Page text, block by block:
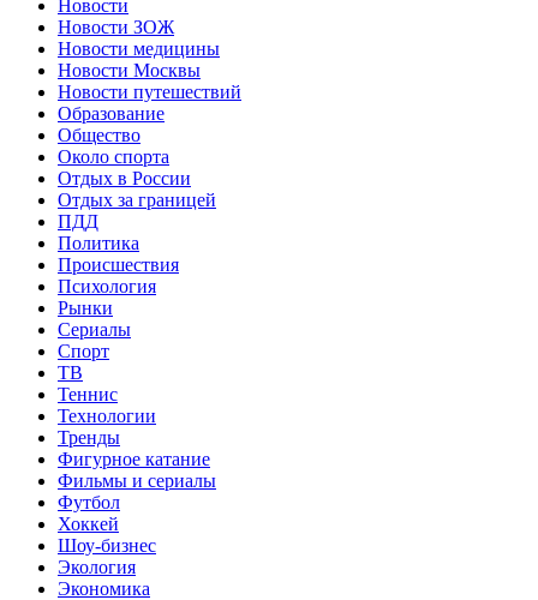
Новости
Новости ЗОЖ
Новости медицины
Новости Москвы
Новости путешествий
Образование
Общество
Около спорта
Отдых в России
Отдых за границей
ПДД
Политика
Происшествия
Психология
Рынки
Сериалы
Спорт
ТВ
Теннис
Технологии
Тренды
Фигурное катание
Фильмы и сериалы
Футбол
Хоккей
Шоу-бизнес
Экология
Экономика